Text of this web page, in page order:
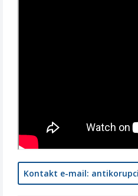
Kontakt e-mail: